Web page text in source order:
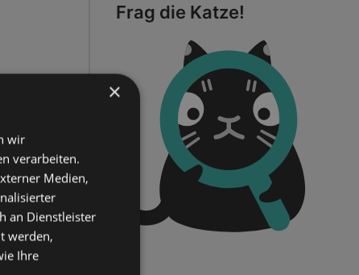
Frag die Katze!
×
wir
verarbeiten.
Medien,
an Dienstleister
werden,
Ihre